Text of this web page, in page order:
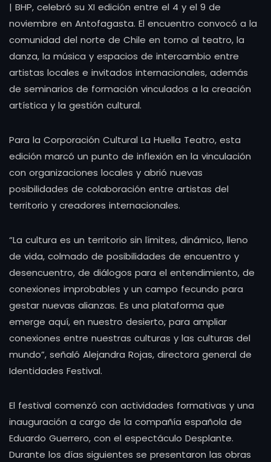
| BHP, celebró su XI edición entre el 4 y el 9 de
noviembre en Antofagasta. El encuentro convocó a la
comunidad del norte de Chile en torno al teatro, la
danza, la música y espacios de intercambio entre
artistas locales e invitados internacionales, además
de seminarios de formación vinculados a la creación
artística y la gestión cultural.
Para la Corporación Cultural La Huella Teatro, esta
edición marcó un punto de inflexión en la vinculación
con organizaciones locales y abrió nuevas
posibilidades de colaboración entre artistas del
territorio y creadores internacionales.
“La cultura es un territorio sin límites, dinámico, lleno
de vida, colmado de posibilidades de encuentro y
desencuentro, de diálogos para el entendimiento, de
conexiones improbables y un campo fecundo para
gestar nuevas alianzas. Es una plataforma que
emerge aquí, en nuestro desierto, para ampliar
conexiones entre nuestras culturas y las culturas del
mundo”, señaló Alejandra Rojas, directora general de
Identidades Festival.
El festival comenzó con actividades formativas y una
inauguración a cargo de la compañía española de
Eduardo Guerrero, con el espectáculo Desplante.
Durante los días siguientes se presentaron las obras